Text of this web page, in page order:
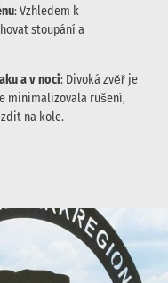
: Vzhledem k
stoupání a
a v noci: Divoká zvěř je
minimalizovala rušení,
na kole.